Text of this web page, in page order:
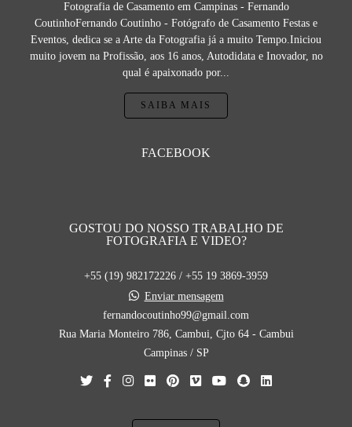
Fotografia de Casamento em Campinas - Fernando
CoutinhoFernando Coutinho - Fotógrafo de Casamento Festas e
Eventos, dedica se a Arte da Fotografia já a muito Tempo.Iniciou
muito jovem na Profissão, aos 16 anos, Autodidata e Inovador, no
qual é apaixonado por...
SAIBA MAIS
FACEBOOK
GOSTOU DO NOSSO TRABALHO DE
FOTOGRAFIA E VIDEO?
+55 (19) 982172226 / +55 19 3869-3959
Enviar mensagem
fernandocoutinho99@gmail.com
Rua Maria Monteiro 786, Cambui, Cjto 64 - Cambui
Campinas / SP